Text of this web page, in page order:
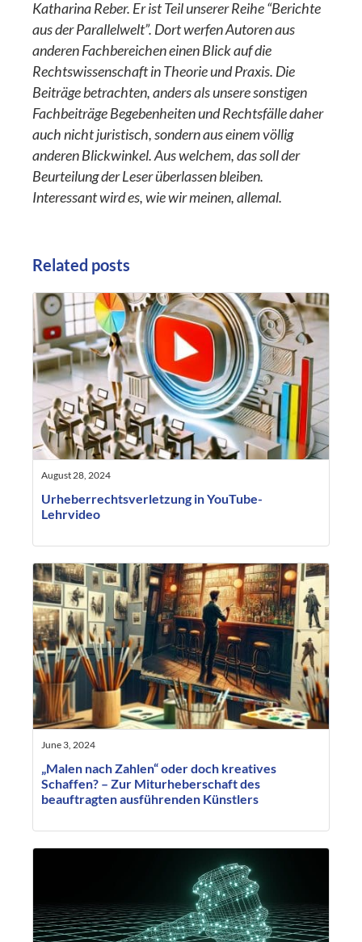
Katharina Reber. Er ist Teil unserer Reihe “Berichte
aus der Parallelwelt”. Dort werfen Autoren aus
anderen Fachbereichen einen Blick auf die
Rechtswissenschaft in Theorie und Praxis. Die
Beiträge betrachten, anders als unsere sonstigen
Fachbeiträge Begebenheiten und Rechtsfälle daher
auch nicht juristisch, sondern aus einem völlig
anderen Blickwinkel. Aus welchem, das soll der
Beurteilung der Leser überlassen bleiben.
Interessant wird es, wie wir meinen, allemal.
Related posts
August 28, 2024
Urheberrechtsverletzung in YouTube-
Lehrvideo
June 3, 2024
„Malen nach Zahlen“ oder doch kreatives
Schaffen? – Zur Miturheberschaft des
beauftragten ausführenden Künstlers